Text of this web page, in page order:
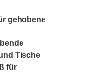
gehobene
Tische
für